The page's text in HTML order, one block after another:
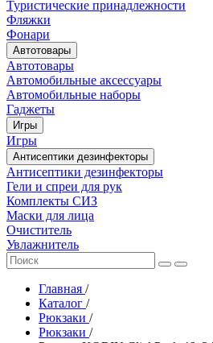
Туристические принадлежности
Фляжки
Фонари
Автотовары
Автотовары
Автомобильные аксессуары
Автомобильные наборы
Гаджеты
Игры
Игры
Антисептики дезинфекторы
Антисептики дезинфекторы
Гели и спреи для рук
Комплекты СИЗ
Маски для лица
Очиститель
Увлажнитель
Главная /
Каталог /
Рюкзаки /
Рюкзаки /